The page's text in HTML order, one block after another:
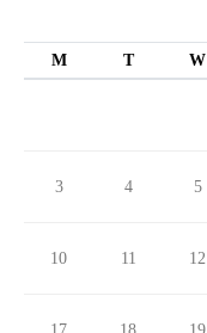
M T W
3 4 5
10 11 12